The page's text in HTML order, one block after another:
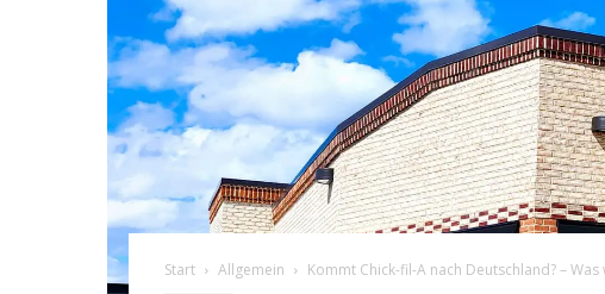
Start Allgemein Kommt Chick-fil-A nach Deutschland? –